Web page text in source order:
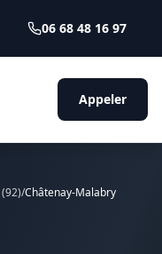
06 68 48 16 97
Appeler
(92)/Châtenay-Malabry